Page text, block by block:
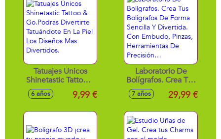
Tatuajes Únicos
Shinetastic Tattoo &
Go.Podras
Divertirte
Mas Divertidos.
6 años 9,99 €
Laboratorio De
Bolígrafos. Crea Tus
Boligrafos De
Forma Sencilla Y
Embudo, Pinzas,
Herramientas De
Precisión…
7 años 29,99 €